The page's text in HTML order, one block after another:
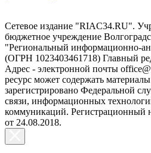
Сетевое издание "RIAC34.RU".
бюджетное учреждение
"Региональный информационно-
(ОГРН 1023403461718) Главный
Адрес - электронной почты
ресурс может содержать
зарегистрировано Федеральной
связи, информационных
коммуникаций.
от 24.08.2018.